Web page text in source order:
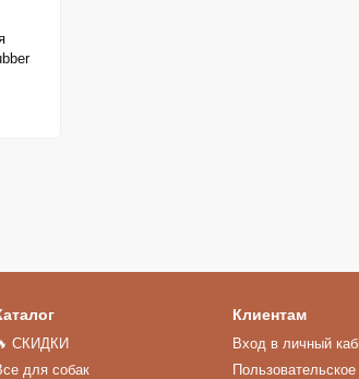
СКИДКИ
для собак
Клиентам
Вход в личный